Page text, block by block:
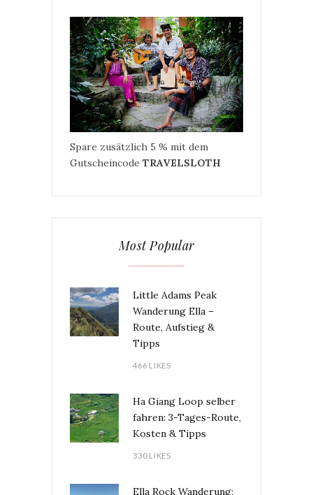
Spare zusätzlich 5 % mit dem
Gutscheincode TRAVELSLOTH
Most Popular
Little Adams Peak
Wanderung Ella –
Route, Aufstieg &
Tipps
466 LIKES
Ha Giang Loop selber
fahren: 3-Tages-Route,
Kosten & Tipps
330 LIKES
Ella Rock Wanderung: